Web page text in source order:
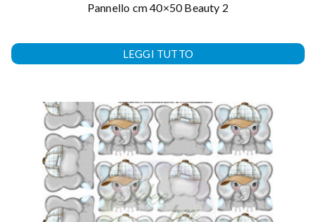
Pannello cm 40×50 Beauty 2
LEGGI TUTTO